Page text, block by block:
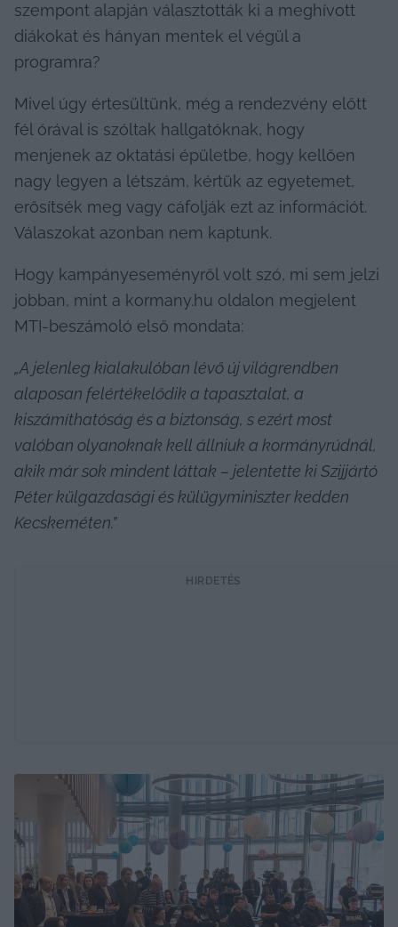
szempont alapján választották ki a meghívott
diákokat és hányan mentek el végül a
programra?
Mivel úgy értesültünk, még a rendezvény előtt
fél órával is szóltak hallgatóknak, hogy
menjenek az oktatási épületbe, hogy kellően
nagy legyen a létszám, kértük az egyetemet,
erősítsék meg vagy cáfolják ezt az információt.
Válaszokat azonban nem kaptunk.
Hogy kampányeseményről volt szó, mi sem jelzi
jobban, mint a kormany.hu oldalon megjelent
MTI-beszámoló első mondata:
„A jelenleg kialakulóban lévő új világrendben
alaposan felértékelődik a tapasztalat, a
kiszámíthatóság és a biztonság, s ezért most
valóban olyanoknak kell állniuk a kormányrúdnál,
akik már sok mindent láttak – jelentette ki Szijjártó
Péter külgazdasági és külügyminiszter kedden
Kecskeméten.”
HIRDETÉS